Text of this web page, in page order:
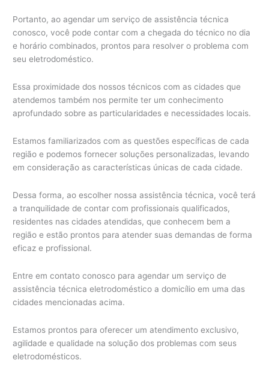
Portanto, ao agendar um serviço de assistência técnica
conosco, você pode contar com a chegada do técnico no dia
e horário combinados, prontos para resolver o problema com
seu eletrodoméstico.
Essa proximidade dos nossos técnicos com as cidades que
atendemos também nos permite ter um conhecimento
aprofundado sobre as particularidades e necessidades locais.
Estamos familiarizados com as questões específicas de cada
região e podemos fornecer soluções personalizadas, levando
em consideração as características únicas de cada cidade.
Dessa forma, ao escolher nossa assistência técnica, você terá
a tranquilidade de contar com profissionais qualificados,
residentes nas cidades atendidas, que conhecem bem a
região e estão prontos para atender suas demandas de forma
eficaz e profissional.
Entre em contato conosco para agendar um serviço de
assistência técnica eletrodoméstico a domicílio em uma das
cidades mencionadas acima.
Estamos prontos para oferecer um atendimento exclusivo,
agilidade e qualidade na solução dos problemas com seus
eletrodomésticos.